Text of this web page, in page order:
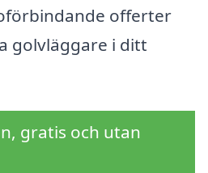
offerter
golvläggare i ditt
gratis och utan